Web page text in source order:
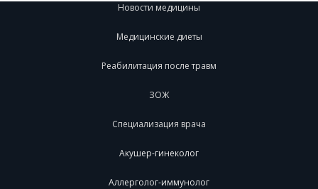
Новости медицины
Медицинские диеты
Реабилитация после травм
ЗОЖ
Специализация врача
Акушер-гинеколог
Аллерголог-иммунолог